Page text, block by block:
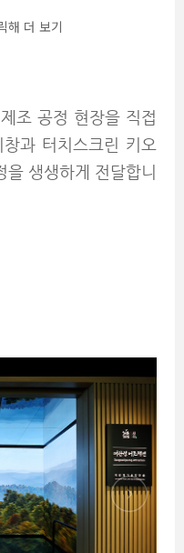
해 더 보기
조 공정 현장을 직접
과 터치스크린 키오
생생하게 전달합니